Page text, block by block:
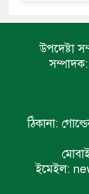
উপদেষ্টা
সম্পাদক:
ঠিকানা:
ইমেইল: